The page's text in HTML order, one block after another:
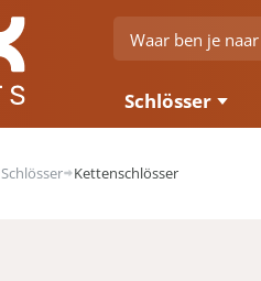
Schlösser
Schlösser Kettenschlösser